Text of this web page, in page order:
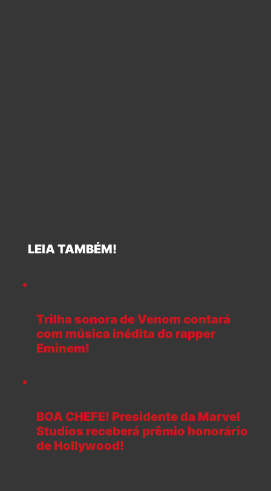
LEIA TAMBÉM!
Trilha sonora de Venom contará
com música inédita do rapper
Eminem!
BOA CHEFE! Presidente da Marvel
Studios receberá prêmio honorário
de Hollywood!